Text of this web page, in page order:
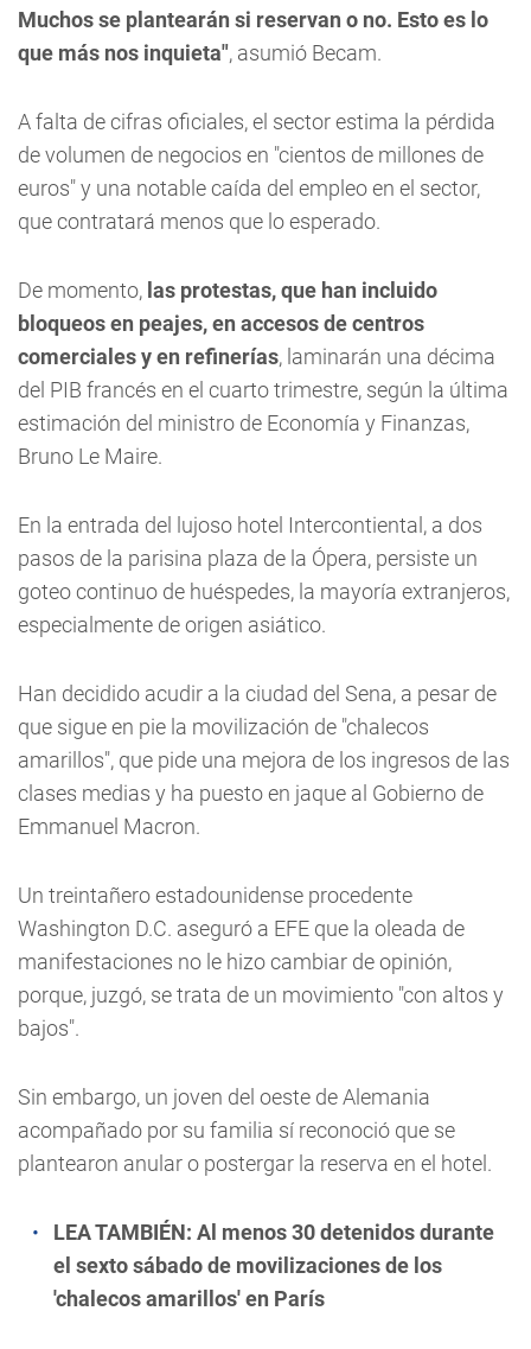
Muchos se plantearán si reservan o no. Esto es lo
que más nos inquieta", asumió Becam.
A falta de cifras oficiales, el sector estima la pérdida
de volumen de negocios en "cientos de millones de
euros" y una notable caída del empleo en el sector,
que contratará menos que lo esperado.
De momento, las protestas, que han incluido
bloqueos en peajes, en accesos de centros
comerciales y en refinerías, laminarán una décima
del PIB francés en el cuarto trimestre, según la última
estimación del ministro de Economía y Finanzas,
Bruno Le Maire.
En la entrada del lujoso hotel Intercontiental, a dos
pasos de la parisina plaza de la Ópera, persiste un
goteo continuo de huéspedes, la mayoría extranjeros,
especialmente de origen asiático.
Han decidido acudir a la ciudad del Sena, a pesar de
que sigue en pie la movilización de "chalecos
amarillos", que pide una mejora de los ingresos de las
clases medias y ha puesto en jaque al Gobierno de
Emmanuel Macron.
Un treintañero estadounidense procedente
Washington D.C. aseguró a EFE que la oleada de
manifestaciones no le hizo cambiar de opinión,
porque, juzgó, se trata de un movimiento "con altos y
bajos".
Sin embargo, un joven del oeste de Alemania
acompañado por su familia sí reconoció que se
plantearon anular o postergar la reserva en el hotel.
LEA TAMBIÉN: Al menos 30 detenidos durante
el sexto sábado de movilizaciones de los
'chalecos amarillos' en París